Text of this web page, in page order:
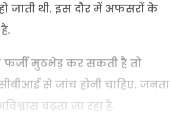
जाती थी. इस दौर में अफसरों के
फर्जी मुठभेड़ कर सकती है तो
से जांच होनी चाहिए. जनता
बढ़ता जा रहा है.